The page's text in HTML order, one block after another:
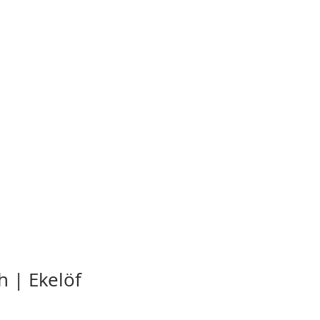
| Ekelöf